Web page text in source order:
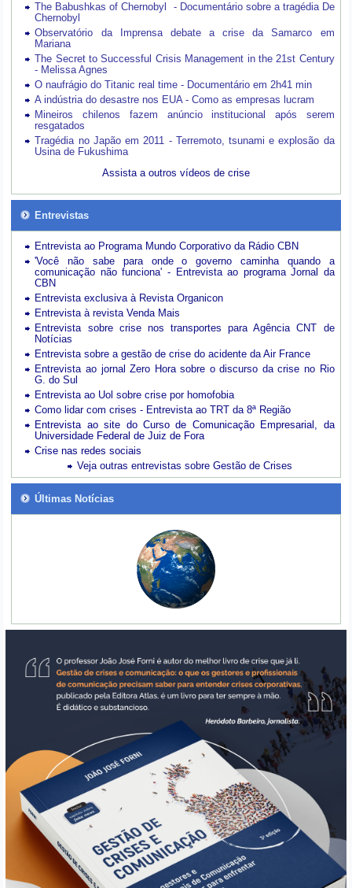
The Babushkas of Chernobyl - Documentário sobre a tragédia De
Chernobyl
Observatório da Imprensa debate a crise da Samarco em
Mariana
The Secret to Successful Crisis Management in the 21st Century
- Melissa Agnes
O naufrágio do Titanic real time - Documentário em 2h41 min
A indústria do desastre nos EUA - Como as empresas lucram
Mineiros chilenos fazem anúncio institucional após serem
resgatados
Tragédia no Japão em 2011 - Terremoto, tsunami e explosão da
Usina de Fukushima
Assista a outros vídeos de crise
Entrevistas
Entrevista ao Programa Mundo Corporativo da Rádio CBN
'Você não sabe para onde o governo caminha quando a
comunicação não funciona' - Entrevista ao programa Jornal da
CBN
Entrevista exclusiva à Revista Organicon
Entrevista à revista Venda Mais
Entrevista sobre crise nos transportes para Agência CNT de
Notícias
Entrevista sobre a gestão de crise do acidente da Air France
Entrevista ao jornal Zero Hora sobre o discurso da crise no Rio
G. do Sul
Entrevista ao Uol sobre crise por homofobia
Como lidar com crises - Entrevista ao TRT da 8ª Região
Entrevista ao site do Curso de Comunicação Empresarial, da
Universidade Federal de Juiz de Fora
Crise nas redes sociais
Veja outras entrevistas sobre Gestão de Crises
Últimas Notícias